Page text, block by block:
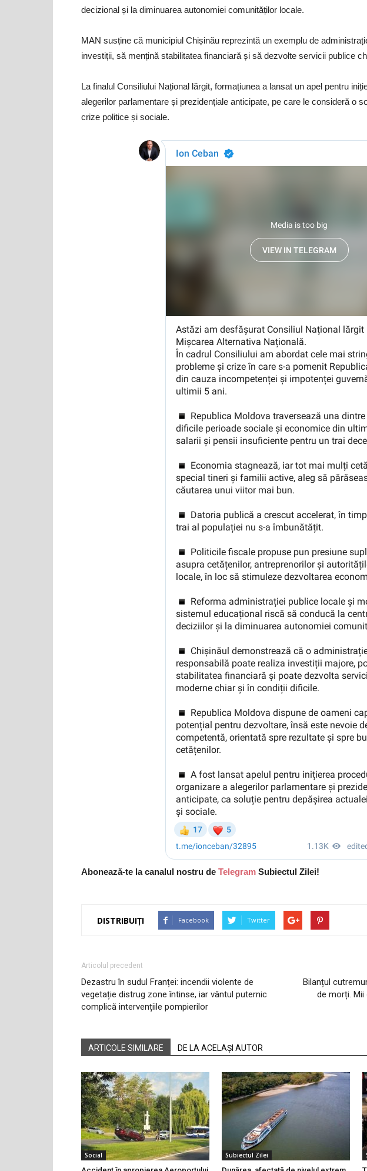
decizional și la diminuarea autonomiei comunităților locale.
MAN susține că municipiul Chișinău reprezintă un exemplu de
investiții, să mențină stabilitatea financiară și să dezvolte servicii publice
La finalul Consiliului Național lărgit, formațiunea a lansat un apel pentru
alegerilor parlamentare și prezidențiale anticipate, pe care le consideră o
crize politice și sociale.
Abonează-te la canalul nostru de Telegram Subiectul Zilei!
DISTRIBUIȚI Facebook Twitter
Articolul precedent
Dezastru în sudul Franței: incendii violente de
vegetație distrug zone întinse, iar vântul puternic
complică intervențiile pompierilor
Bilanțul
de morți. Mii
ARTICOLE SIMILARE DE LA ACELAȘI AUTOR
Social Subiectul Zilei